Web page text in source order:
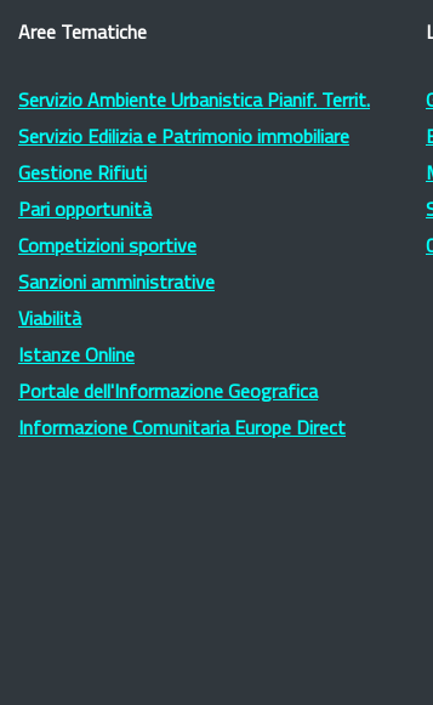
Aree Tematiche
Servizio Ambiente Urbanistica Pianif. Territ.
Servizio Edilizia e Patrimonio immobiliare
Gestione Rifiuti
Pari opportunità
Competizioni sportive
Sanzioni amministrative
Viabilità
Istanze Online
Portale dell'Informazione Geografica
Informazione Comunitaria Europe Direct